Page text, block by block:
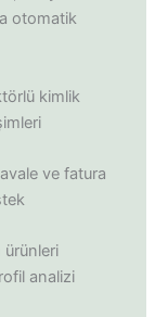
otomatik
kimlik
ve fatura
ürünleri
analizi